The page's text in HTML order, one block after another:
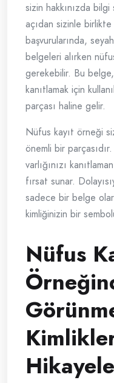
sizin hakkınızda
açıdan sizinle
başvurularında,
belgeleri alırken
gerekebilir. Bu
kanıtlamak için
parçası haline gelir.
Nüfus kayıt örneği
önemli bir
varlığınızı
fırsat sunar.
sadece bir belge
kimliğinizin bir
Nüfus